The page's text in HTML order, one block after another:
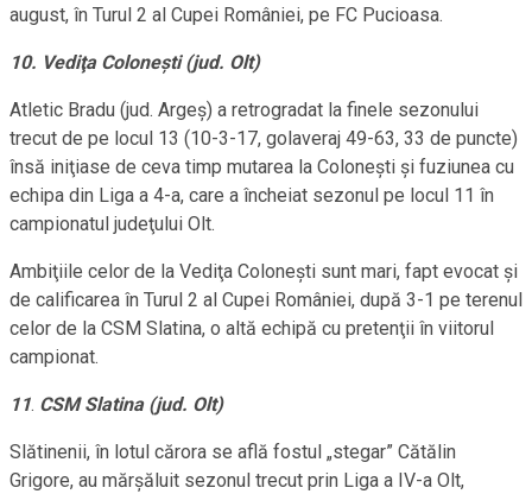
august, în Turul 2 al Cupei României, pe FC Pucioasa.
10. Vediţa Coloneşti (jud. Olt)
Atletic Bradu (jud. Argeş) a retrogradat la finele sezonului
trecut de pe locul 13 (10-3-17, golaveraj 49-63, 33 de puncte)
însă iniţiase de ceva timp mutarea la Coloneşti şi fuziunea cu
echipa din Liga a 4-a, care a încheiat sezonul pe locul 11 în
campionatul judeţului Olt.
Ambiţiile celor de la Vediţa Coloneşti sunt mari, fapt evocat şi
de calificarea în Turul 2 al Cupei României, după 3-1 pe terenul
celor de la CSM Slatina, o altă echipă cu pretenţii în viitorul
campionat.
11. CSM Slatina (jud. Olt)
Slătinenii, în lotul cărora se află fostul „stegar” Cătălin
Grigore, au mărşăluit sezonul trecut prin Liga a IV-a Olt,